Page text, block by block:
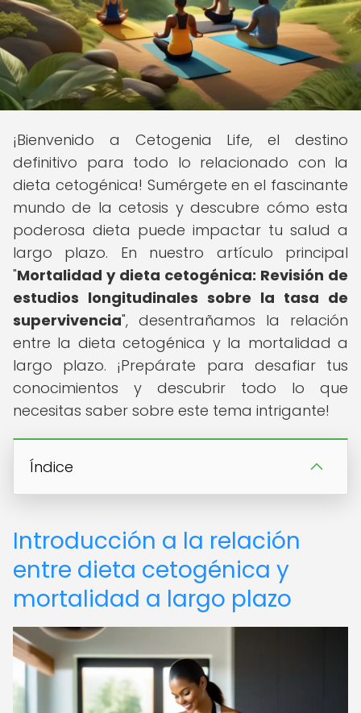
¡Bienvenido a Cetogenia Life, el destino
definitivo para todo lo relacionado con la
dieta cetogénica! Sumérgete en el fascinante
mundo de la cetosis y descubre cómo esta
poderosa dieta puede impactar tu salud a
largo plazo. En nuestro artículo principal
"Mortalidad y dieta cetogénica: Revisión de
estudios longitudinales sobre la tasa de
supervivencia", desentrañamos la relación
entre la dieta cetogénica y la mortalidad a
largo plazo. ¡Prepárate para desafiar tus
conocimientos y descubrir todo lo que
necesitas saber sobre este tema intrigante!
Índice
Introducción a la relación
entre dieta cetogénica y
mortalidad a largo plazo